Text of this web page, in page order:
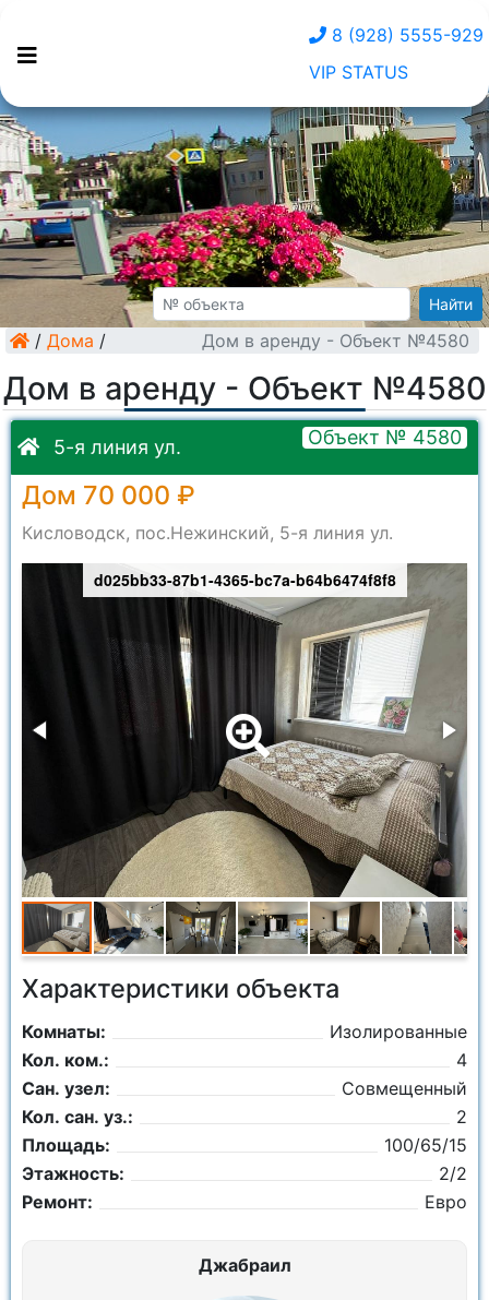
8 (928) 5555-929
VIP STATUS
Найти
/ Дома / Дом в аренду - Объект №4580
Дом в аренду - Объект №4580
5-я линия ул. Объект № 4580
Дом 70 000 ₽
Кисловодск, пос.Нежинский, 5-я линия ул.
d025bb33-87b1-4365-bc7a-b64b6474f8f8
Характеристики объекта
Комнаты:
Изолированные
Кол. ком.:
4
Сан. узел:
Совмещенный
Кол. сан. уз.:
2
Площадь:
100/65/15
Этажность:
2/2
Ремонт:
Евро
Джабраил